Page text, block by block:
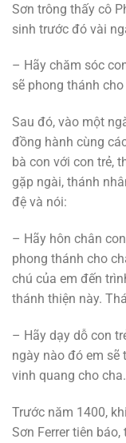
Sơn trông thấy cô
sinh trước đó vài
– Hãy chăm sóc
sẽ phong thánh cho
Sau đó, vào một
đồng hành cùng
bà con với con trẻ,
gặp ngài, thánh
đệ và nói:
– Hãy hôn chân
phong thánh cho
chú của em đến
thánh thiện này.
– Hãy dạy dỗ con
ngày nào đó em sẽ
vinh quang cho cha.
Trước năm 1400,
Sơn Ferrer tiên